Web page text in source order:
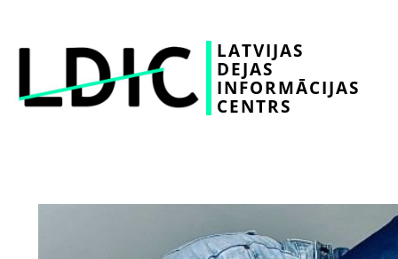
LATVIJAS
DEJAS
INFORMĀCIJAS
CENTRS